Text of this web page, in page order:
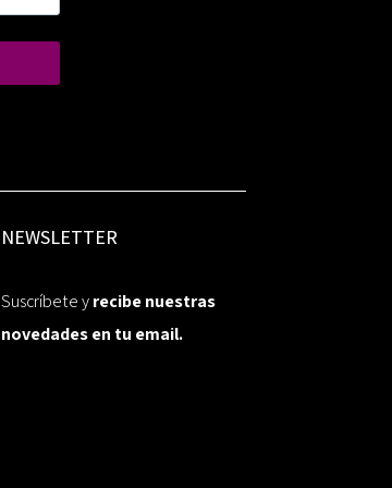
NEWSLETTER
Suscríbete yrecibe nuestras
novedades en tu email.